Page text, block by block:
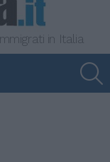
in Italia